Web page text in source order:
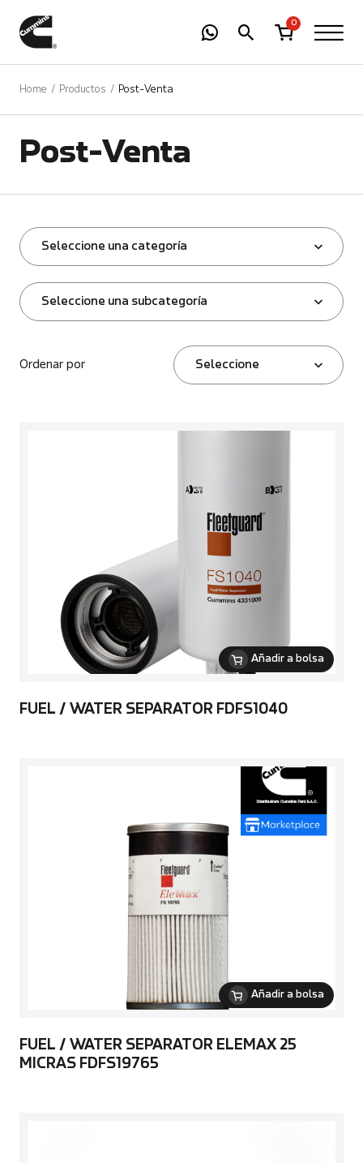
0
Home Productos Post-Venta
Post-Venta
Seleccione una categoría
Seleccione una subcategoría
Ordenar por Seleccione
Añadir a bolsa
FUEL / WATER SEPARATOR FDFS1040
Añadir a bolsa
FUEL / WATER SEPARATOR ELEMAX 25
MICRAS FDFS19765